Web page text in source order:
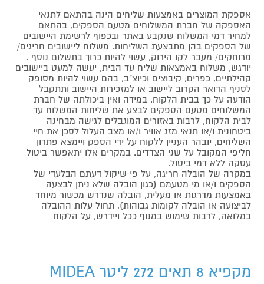
אספקת המוצרים באמצעות שליחים הינה בהתאם לתנאי
האספקה של חברת המשלוחים מטעם הספקים, בהתאם
למחיר דמי המשלוח שנקבע באתר ובכפוף לרשימת היישובים
של הספקים בהן מתבצעת השליחות. משלוח ליישובים חריגים/
מרוחקים/ מעבר לקו הירוק, עשוי להיות כרוך בתשלום נוסף .
יודגש, משלוח באמצאות שליח עד הבית, יעשה למעט ביישובים
קהילתיים, כפרים, קיבוצים וכיוצ"ב, בהם עשוי להיות מסופק
לסניף הדואר הקרוב ליישוב או למזכירות היישוב ותתקבל
הודעה על כך בבית הלקוח. במידה ואין ביכולתה של חברת
המשלוחים מטעם הספקים לבצע את שליחות המשלוח עד
לבית הלקוח, לרבות באזורים המוגבלים לגישה מבחינה
ביטחונית ו/או תנאי מזג אוויר ו/או מצב העלול לסכן את חיי
השליחים, יובהר העניין ללקוח על ידי הספק ויימצא פתרון
חליפי המקובל על שני הצדדים. במקרים אלו יתאפשר ביטול
עסקה ללא דמי ביטול.
במקרה של הובלה חריגה, על פי שיקול דעתם הבלעדי של
הספקים ו/או מי מטעמם (כגון הובלה שלא ניתן לבצעה
באמצעות מדרגות או מעלית, הובלה שנדרש מכשור מיוחד
לביצועה או הובלה לקומות גבוהות), תחול עלות ההובלה
במלואה, לרבות שימוש במנוף ככל ויידרש, על הלקוח
מקפיא 8 תאים 272 ליטר MIDEA